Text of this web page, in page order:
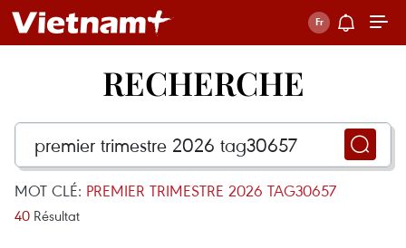
RECHERCHE
MOT CLÉ: PREMIER TRIMESTRE 2026 TAG30657
40 Résultat